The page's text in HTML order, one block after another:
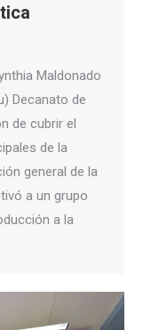
Maldonado
Decanato de
de cubrir el
de la
general de la
a un grupo
a la